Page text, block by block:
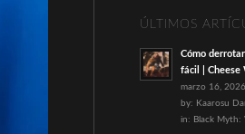
ÚLTIMOS
Cómo
fácil | Cheese
marzo 16,
by: Kaarosu
in: Black Myth: